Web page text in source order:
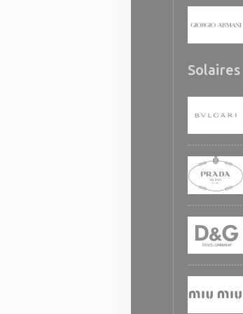
Solaires